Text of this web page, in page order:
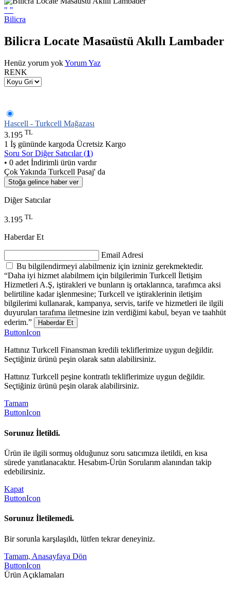
" "
Bilicra
Bilicra Locate Masaüstü Akıllı Lambader
Henüz yorum yokYorum Yaz
RENK
Hascell - Turkcell Mağazası
3.195 TL
1 İş gününde kargoda Ücretsiz Kargo
Soru SorDiğer Satıcılar (1)
• 0 adet İndirimli ürün vardır
Çok Yakında Turkcell Pasaj' da
Stoğa gelince haber ver
Diğer Satıcılar
3.195 TL
Haberdar Et
Email Adresi
Bu bilgilendirmeyi alabilmeniz için izniniz gerekmektedir.
“Daha iyi hizmet alabilmem için bilgilerimin Turkcell İletişim
Hizmetleri A.Ş, iştirakleri ve bunların iş ortaklarınca, tarafımca aksi
belirtiline kadar işlenmesine; Turkcell ve iştiraklerinin iletişim
bilgilerimi kullanarak, kampanya, servis, tarife ve hizmetleri ile ilgili
duyuruları tarafıma iletmesine izin verdiğimi kabul, beyan ve taahhüt
ederim.”
Haberdar Et
ButtonIcon
Hattınız Turkcell Finansman kredili tekliflerimize uygun değildir.
Seçtiğiniz ürünü peşin olarak satın alabilirsiniz.
Hattınız Turkcell peşine kontratlı tekliflerimize uygun değildir.
Seçtiğiniz ürünü peşin olarak alabilirsiniz.
Tamam
ButtonIcon
Sorunuz İletildi.
Ürün ile ilgili sormuş olduğunuz soru satıcımıza iletildi, en kısa
sürede yanıtlanacaktır. Hesabım-Ürün Sorularım alanından takip
edebilirsiniz.
Kapat
ButtonIcon
Sorunuz İletilemedi.
Bir sorunla karşılaşıldı, lütfen tekrar deneyiniz.
Tamam, Anasayfaya Dön
ButtonIcon
Ürün Açıklamaları